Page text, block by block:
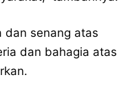
dan senang atas
dan bahagia atas